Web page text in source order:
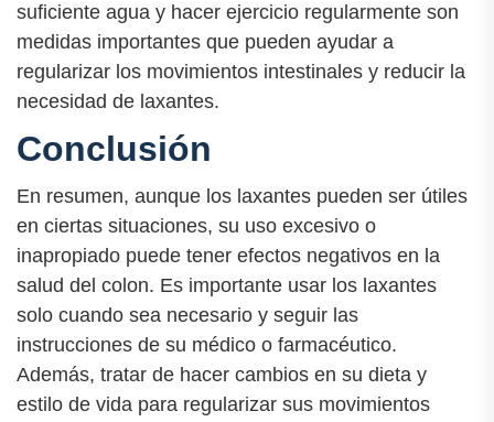
suficiente agua y hacer ejercicio regularmente son
medidas importantes que pueden ayudar a
regularizar los movimientos intestinales y reducir la
necesidad de laxantes.
Conclusión
En resumen, aunque los laxantes pueden ser útiles
en ciertas situaciones, su uso excesivo o
inapropiado puede tener efectos negativos en la
salud del colon. Es importante usar los laxantes
solo cuando sea necesario y seguir las
instrucciones de su médico o farmacéutico.
Además, tratar de hacer cambios en su dieta y
estilo de vida para regularizar sus movimientos